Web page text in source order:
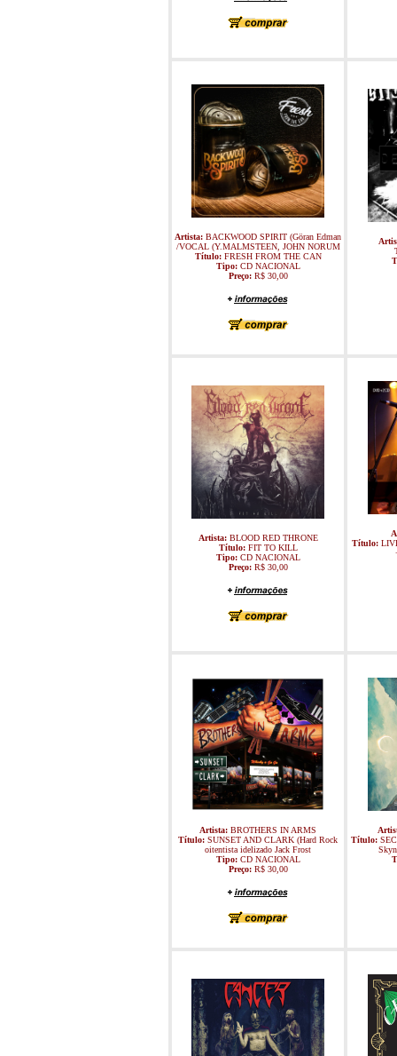
Artista: BACKWOOD SPIRIT (Göran Edman
/VOCAL (Y.MALMSTEEN, JOHN NORUM
Título: FRESH FROM THE CAN
Tipo: CD NACIONAL
Preço: R$ 30,00
Artista: BLOOD RED THRONE
Título: FIT TO KILL
Tipo: CD NACIONAL
Preço: R$ 30,00
Título:
Artista: BROTHERS IN ARMS
Título: SUNSET AND CLARK (Hard Rock
oitentista idelizado Jack Frost
Tipo: CD NACIONAL
Preço: R$ 30,00
Título: